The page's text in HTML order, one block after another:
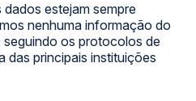
estejam sempre
nenhuma informação do
os protocolos de
das principais instituições